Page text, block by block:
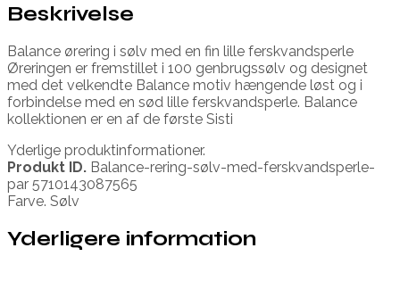
Beskrivelse
Balance ørering i sølv med en fin lille ferskvandsperle
Øreringen er fremstillet i 100 genbrugssølv og designet
med det velkendte Balance motiv hængende løst og i
forbindelse med en sød lille ferskvandsperle. Balance
kollektionen er en af de første Sisti
Yderlige produktinformationer.
Produkt ID. Balance-rering-sølv-med-ferskvandsperle-
par 5710143087565
Farve. Sølv
Yderligere information